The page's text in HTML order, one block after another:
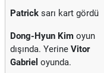
Patrick sarı kart gördü
Dong-Hyun Kim oyun
dışında. Yerine Vitor
Gabriel oyunda.